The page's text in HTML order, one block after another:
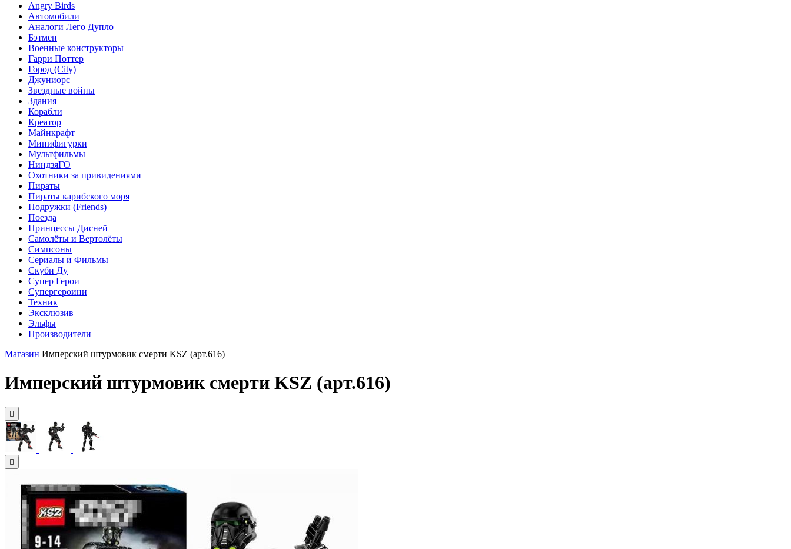
Angry Birds
Автомобили
Аналоги Лего Дупло
Бэтмен
Военные конструкторы
Гарри Поттер
Город (City)
Джуниорс
Звездные войны
Здания
Корабли
Креатор
Майнкрафт
Минифигурки
Мультфильмы
НиндзяГО
Охотники за привидениями
Пираты
Пираты карибского моря
Подружки (Friends)
Поезда
Принцессы Дисней
Самолёты и Вертолёты
Симпсоны
Сериалы и Фильмы
Скуби Ду
Супер Герои
Супергероини
Техник
Эксклюзив
Эльфы
Производители
Магазин Имперский штурмовик смерти KSZ (арт.616)
Имперский штурмовик смерти KSZ (арт.616)